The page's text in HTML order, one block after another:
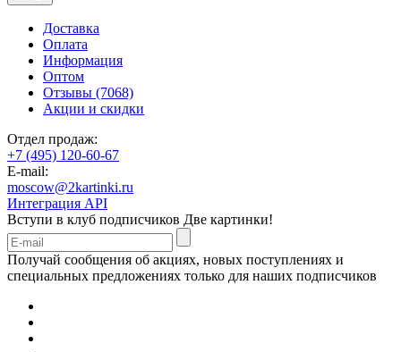
Доставка
Оплата
Информация
Оптом
Отзывы (7068)
Акции и скидки
Отдел продаж:
+7 (495) 120-60-67
E-mail:
moscow@2kartinki.ru
Интеграция API
Вступи в клуб подписчиков Две картинки!
Получай сообщения об акциях, новых поступлениях и
специальных предложениях только для наших подписчиков